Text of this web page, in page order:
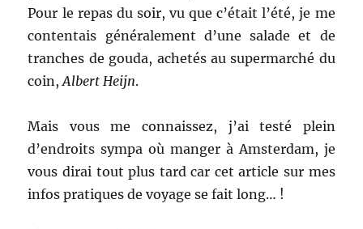
Pour le repas du soir, vu que c’était l’été, je me
contentais généralement d’une salade et de
tranches de gouda, achetés au supermarché du
coin,Albert Heijn.
Mais vous me connaissez, j’ai testé plein
d’endroits sympa où manger à Amsterdam, je
vous dirai tout plus tard car cet article sur mes
infos pratiques de voyage se fait long… !